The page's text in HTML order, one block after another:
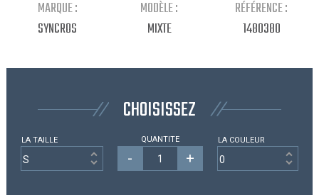
Continuer mes achats
MARQUE :
SYNCROS
MODÈLE :
MIXTE
RÉFÉRENCE :
1480380
CHOISISSEZ
LA TAILLE QUANTITE
- +
LA COULEUR